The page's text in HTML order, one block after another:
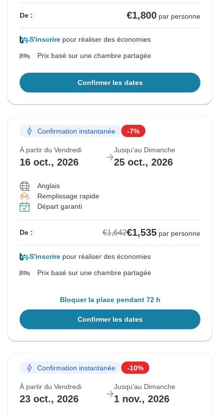
De : €1,800 par personne
S'inscrire pour réaliser des économies
Prix basé sur une chambre partagée
Confirmer les dates
Confirmation instantanée -7%
À partir du Vendredi
16 oct., 2026
Jusqu'au Dimanche
25 oct., 2026
Anglais
Remplissage rapide
Départ garanti
De : €1,642€1,535 par personne
S'inscrire pour réaliser des économies
Prix basé sur une chambre partagée
Bloquer la place pendant 72 h
Confirmer les dates
Confirmation instantanée -10%
À partir du Vendredi
23 oct., 2026
Jusqu'au Dimanche
1 nov., 2026